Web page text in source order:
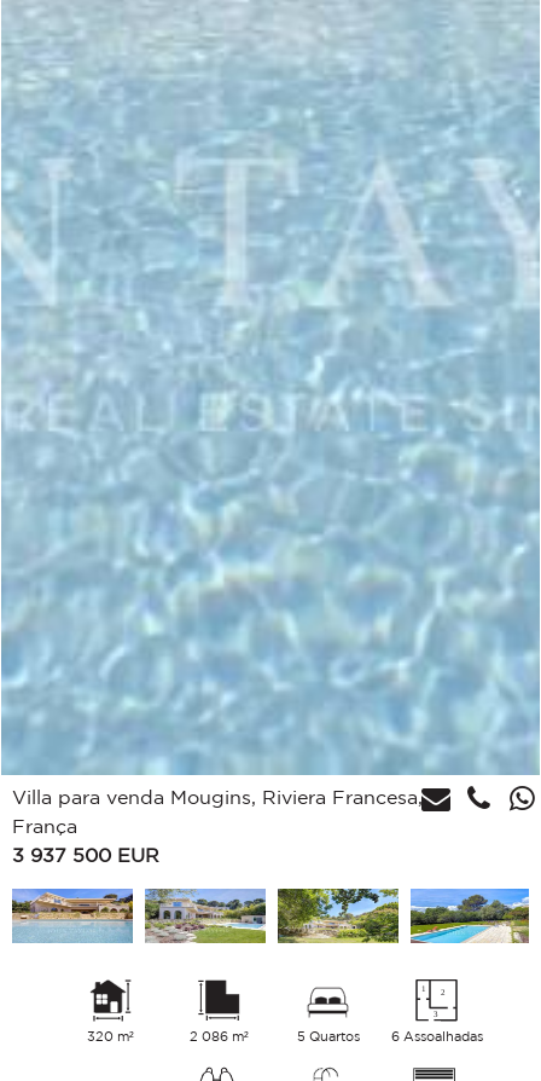
Villa para venda Mougins, Riviera Francesa,
França
3 937 500 EUR
320 m² 2 086 m² 5 Quartos 6 Assoalhadas